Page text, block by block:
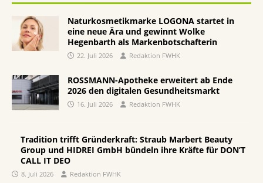
Naturkosmetikmarke LOGONA startet in
eine neue Ära und gewinnt Wolke
Hegenbarth als Markenbotschafterin
22. Juli 2026 Redaktion FWHK
ROSSMANN-Apotheke erweitert ab Ende
2026 den digitalen Gesundheitsmarkt
16. Juli 2026 Redaktion FWHK
Tradition trifft Gründerkraft: Straub Marbert Beauty
Group und HIDREI GmbH bündeln ihre Kräfte für DON’T
CALL IT DEO
8. Juli 2026 Redaktion FWHK